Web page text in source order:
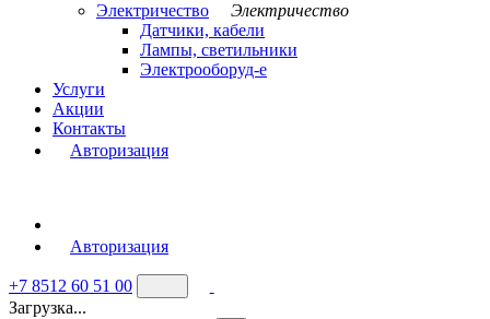
Электричество
Электричество
Датчики, кабели
Лампы, светильники
Электрооборуд-е
Услуги
Акции
Контакты
Авторизация
Авторизация
+7 8512 60 51 00
Загрузка...